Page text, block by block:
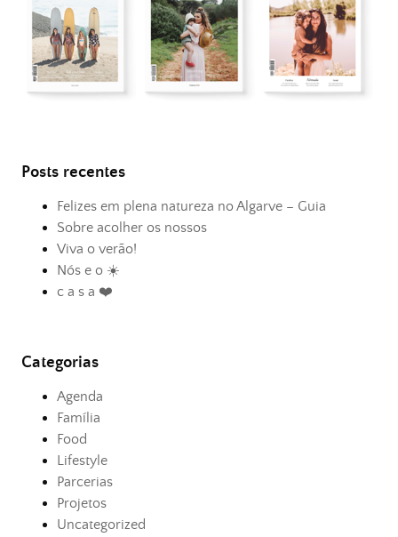
Posts recentes
Felizes em plena natureza no Algarve – Guia
Sobre acolher os nossos
Viva o verão!
Nós e o ☀️
c a s a ❤️
Categorias
Agenda
Família
Food
Lifestyle
Parcerias
Projetos
Uncategorized